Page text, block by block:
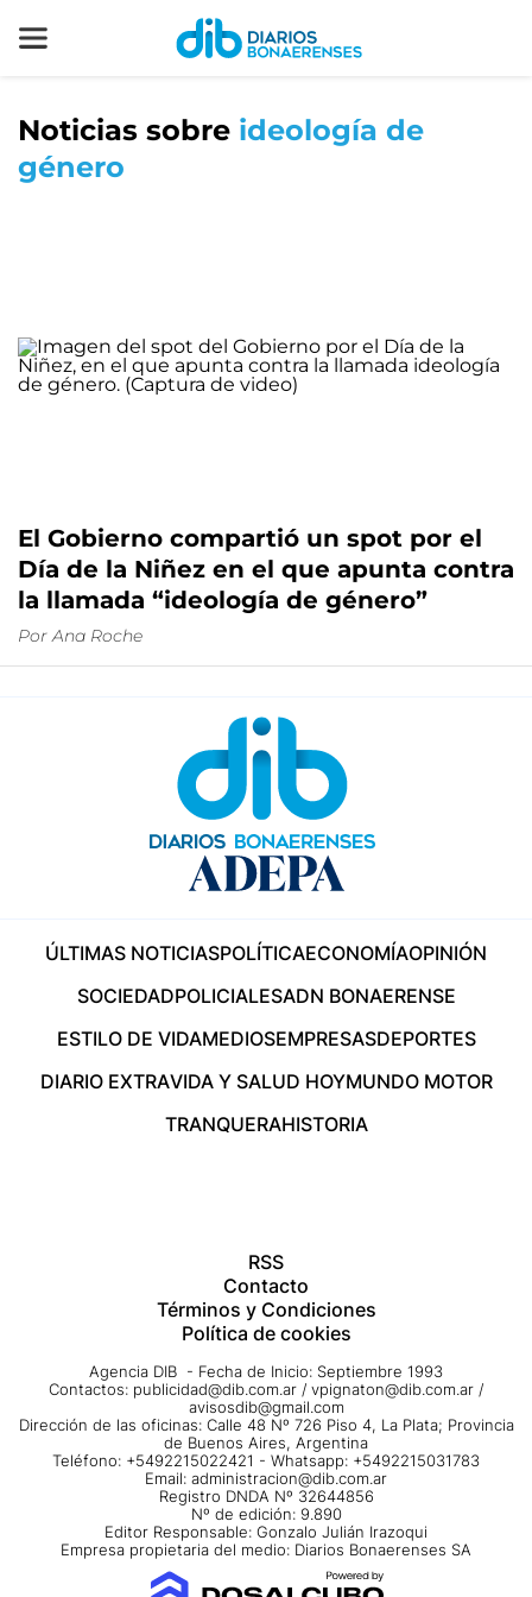
Noticias sobre ideología de
género
El Gobierno compartió un spot por el
Día de la Niñez en el que apunta contra
la llamada “ideología de género”
Por Ana Roche
ÚLTIMAS NOTICIASPOLÍTICAECONOMÍAOPINIÓN
SOCIEDADPOLICIALESADN BONAERENSE
ESTILO DE VIDAMEDIOSEMPRESASDEPORTES
DIARIO EXTRAVIDA Y SALUD HOYMUNDO MOTOR
TRANQUERAHISTORIA
RSS
Contacto
Términos y Condiciones
Política de cookies
Agencia DIB - Fecha de Inicio: Septiembre 1993
Contactos: publicidad@dib.com.ar / vpignaton@dib.com.ar /
avisosdib@gmail.com
Dirección de las oficinas: Calle 48 Nº 726 Piso 4, La Plata; Provincia
de Buenos Aires, Argentina
Teléfono: +5492215022421 - Whatsapp: +5492215031783
Email: administracion@dib.com.ar
Registro DNDA Nº 32644856
Nº de edición: 9.890
Editor Responsable: Gonzalo Julián Irazoqui
Empresa propietaria del medio: Diarios Bonaerenses SA